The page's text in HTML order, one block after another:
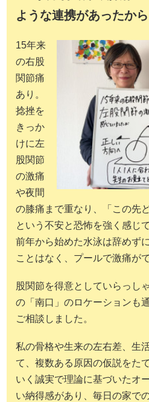
ような連携があったから
15年来
の右股
関節痛
あり。
捻挫を
きっか
けに左
股関節
の激痛
や夜間
の膝痛まで重なり、「この先
という不安と恐怖を強く感じ
前年から始めた水泳は辞めず
ことはなく、プールで激痛が
股関節を得意としていらっし
の「南口」のロケーションも
ご相談しました。
私の骨格や生来の左右差、生
て、複数ある原因の仮説をた
いく誠実で理論に基づいたオ
い納得感があり、毎日の家で